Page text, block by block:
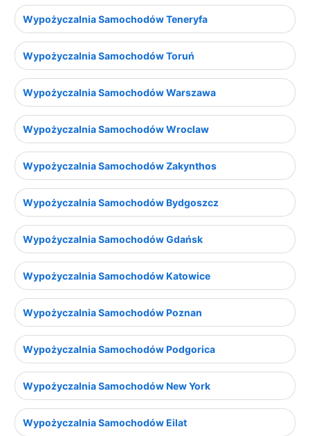
Wypożyczalnia Samochodów Teneryfa
Wypożyczalnia Samochodów Toruń
Wypożyczalnia Samochodów Warszawa
Wypożyczalnia Samochodów Wroclaw
Wypożyczalnia Samochodów Zakynthos
Wypożyczalnia Samochodów Bydgoszcz
Wypożyczalnia Samochodów Gdańsk
Wypożyczalnia Samochodów Katowice
Wypożyczalnia Samochodów Poznan
Wypożyczalnia Samochodów Podgorica
Wypożyczalnia Samochodów New York
Wypożyczalnia Samochodów Eilat